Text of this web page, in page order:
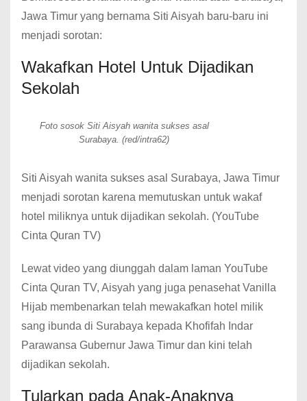
Jawa Timur yang bernama Siti Aisyah baru-baru ini
menjadi sorotan:
Wakafkan Hotel Untuk Dijadikan
Sekolah
Foto sosok Siti Aisyah wanita sukses asal
Surabaya. (red/intra62)
Siti Aisyah wanita sukses asal Surabaya, Jawa Timur
menjadi sorotan karena memutuskan untuk wakaf
hotel miliknya untuk dijadikan sekolah. (YouTube
Cinta Quran TV)
Lewat video yang diunggah dalam laman YouTube
Cinta Quran TV, Aisyah yang juga penasehat Vanilla
Hijab membenarkan telah mewakafkan hotel milik
sang ibunda di Surabaya kepada Khofifah Indar
Parawansa Gubernur Jawa Timur dan kini telah
dijadikan sekolah.
Tularkan pada Anak-Anaknya